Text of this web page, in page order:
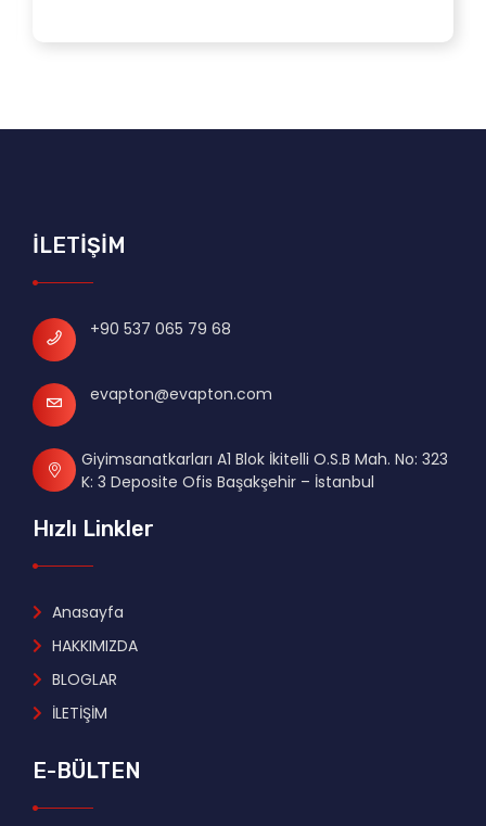
İLETİŞİM
+90 537 065 79 68
evapton@evapton.com
Giyimsanatkarları A1 Blok İkitelli O.S.B Mah. No: 323
K: 3 Deposite Ofis Başakşehir – İstanbul
Hızlı Linkler
Anasayfa
HAKKIMIZDA
BLOGLAR
İLETİŞİM
E-BÜLTEN